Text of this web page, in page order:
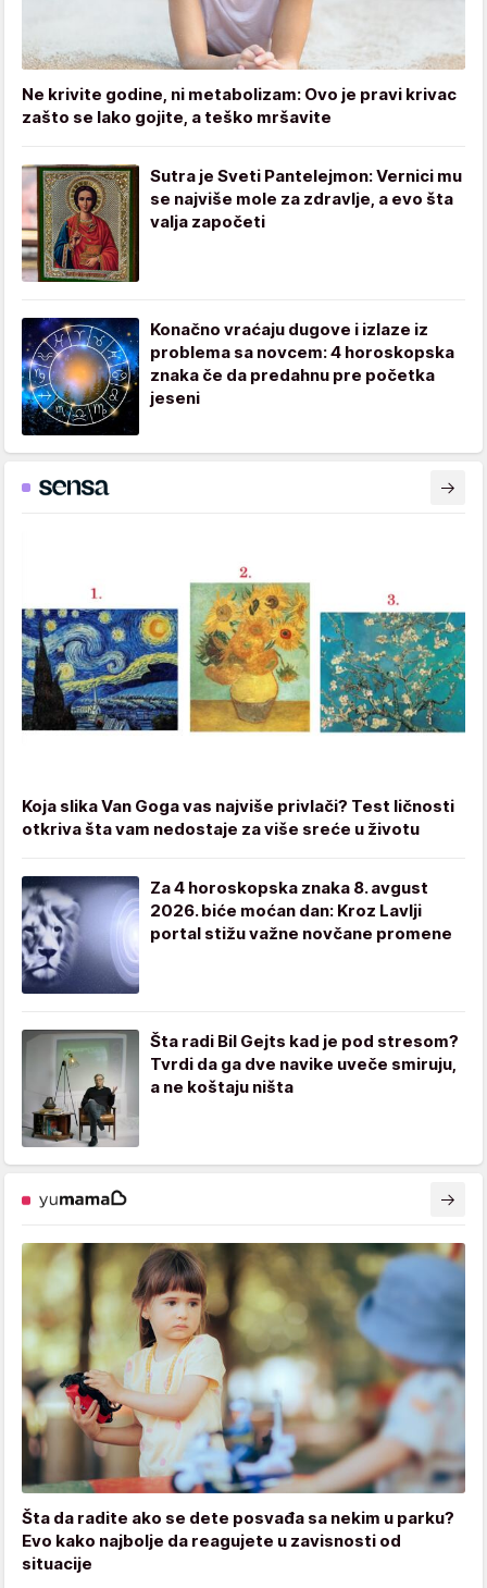
Ne krivite godine, ni metabolizam: Ovo je pravi krivac
zašto se lako gojite, a teško mršavite
Sutra je Sveti Pantelejmon: Vernici mu
se najviše mole za zdravlje, a evo šta
valja započeti
Konačno vraćaju dugove i izlaze iz
problema sa novcem: 4 horoskopska
znaka če da predahnu pre početka
jeseni
Koja slika Van Goga vas najviše privlači? Test ličnosti
otkriva šta vam nedostaje za više sreće u životu
Za 4 horoskopska znaka 8. avgust
2026. biće moćan dan: Kroz Lavlji
portal stižu važne novčane promene
Šta radi Bil Gejts kad je pod stresom?
Tvrdi da ga dve navike uveče smiruju,
a ne koštaju ništa
Šta da radite ako se dete posvađa sa nekim u parku?
Evo kako najbolje da reagujete u zavisnosti od
situacije